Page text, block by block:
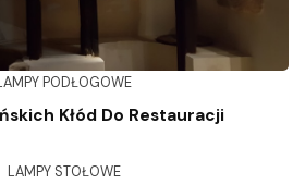
PODŁOGOWE
Kłód Do Restauracji
LAMPY STOŁOWE